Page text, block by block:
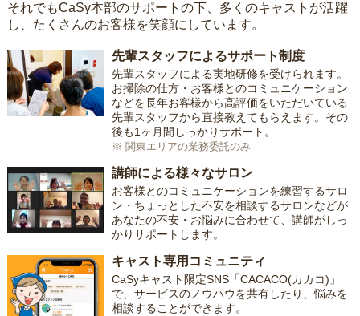
それでもCaSy本部のサポートの下、多くのキャストが活躍
し、たくさんのお客様を笑顔にしています。
先輩スタッフによるサポート制度
先輩スタッフによる実地研修を受けられます。
お掃除の仕方・お客様とのコミュニケーション
などを長年お客様から高評価をいただいている
先輩スタッフから直接教えてもらえます。その
後も1ヶ月間しっかりサポート。
※ 関東エリアの業務委託のみ
講師による様々なサロン
お客様とのコミュニケーションを練習するサロ
ン・ちょっとした不安を相談するサロンなどが
あなたの不安・お悩みに合わせて、講師がしっ
かりサポートします。
キャスト専用コミュニティ
CaSyキャスト限定SNS「CACACO(カカコ)」
で、サービスのノウハウを共有したり、悩みを
相談することができます。